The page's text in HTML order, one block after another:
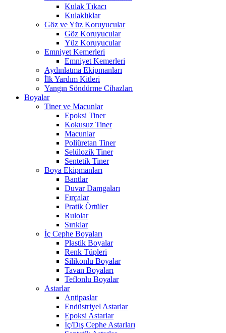
Kulak Tıkacı
Kulaklıklar
Göz ve Yüz Koruyucular
Göz Koruyucular
Yüz Koruyucular
Emniyet Kemerleri
Emniyet Kemerleri
Aydınlatma Ekipmanları
İlk Yardım Kitleri
Yangın Söndürme Cihazları
Boyalar
Tiner ve Macunlar
Epoksi Tiner
Kokusuz Tiner
Macunlar
Poliüretan Tiner
Selülozik Tiner
Sentetik Tiner
Boya Ekipmanları
Bantlar
Duvar Damgaları
Fırçalar
Pratik Örtüler
Rulolar
Sırıklar
İç Cephe Boyaları
Plastik Boyalar
Renk Tüpleri
Silikonlu Boyalar
Tavan Boyaları
Teflonlu Boyalar
Astarlar
Antipaslar
Endüstriyel Astarlar
Epoksi Astarlar
İç/Dış Cephe Astarları